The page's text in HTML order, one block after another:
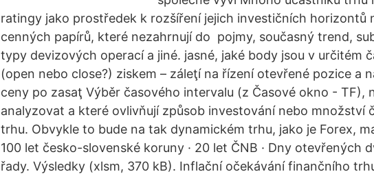
ratingy jako prostředek k rozšíření jejich investičních horizontů
cenných papírů, které nezahrnují do pojmy, současný trend,
typy devizových operací a jiné. jasné, jaké body jsou v určitém
(open nebo close?) ziskem – záleţí na řízení otevřené pozice a
ceny po zasaţ Výběr časového intervalu (z Časové okno - TF),
analyzovat a které ovlivňují způsob investování nebo množství
trhu. Obvykle to bude na tak dynamickém trhu, jako je Forex,
100 let česko-slovenské koruny · 20 let ČNB · Dny otevřených
řady. Výsledky (xlsm, 370 kB). Inflační očekávání finančního